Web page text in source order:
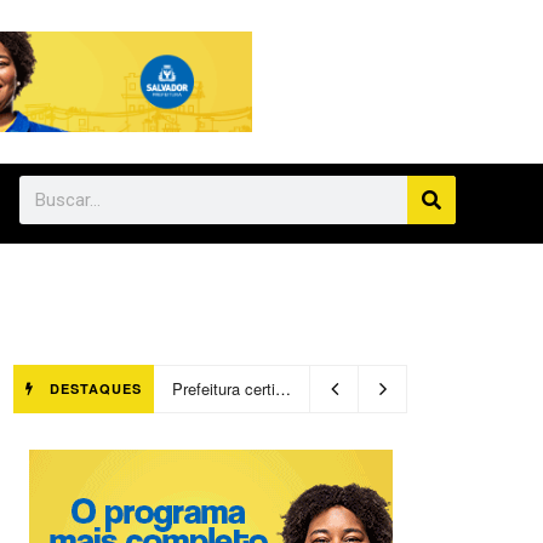
DESTAQUES Prefeitura certifica 4,6 mil trabalhadores pelo programa Treinar para Empregar e realiza Feirão de Empregabilidade